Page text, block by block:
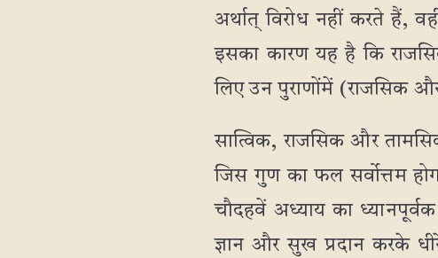
अर्थात् विरोध नहीं करते हैं,
इसका कारण यह है कि
लिए उन पुराणोंमें (राजसिक
सात्विक, राजसिक और
जिस गुण का फल सर्वोत्तम
चौदहवें अध्याय का
ज्ञान और सुख प्रदान करके